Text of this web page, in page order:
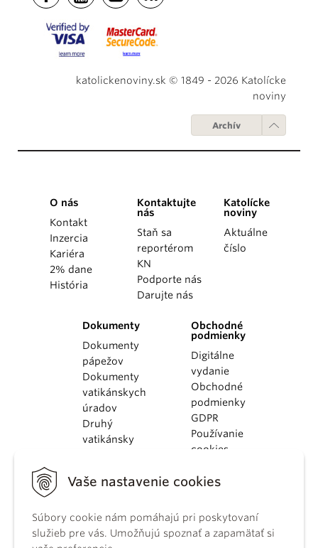
Vaše nastavenie cookies
Súbory cookie nám pomáhajú pri poskytovaní
služieb pre vás. Umožňujú spoznať a zapamätať si
katolickenoviny.sk © 1849 - 2026 Katolícke
noviny
Archív
O nás
Kontakt
Inzercia
Kariéra
2% dane
História
Kontaktujte
nás
Staň sa
reportérom
KN
Podporte nás
Darujte nás
Katolícke
noviny
Aktuálne
číslo
Dokumenty
Dokumenty
pápežov
Dokumenty
vatikánskych
úradov
Druhý
vatikánsky
KBS
kánonického
práva
Obchodné
podmienky
Digitálne
vydanie
Obchodné
podmienky
GDPR
Používanie
cookies